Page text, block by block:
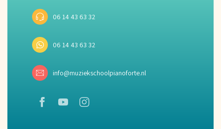
06 14 43 63 32
06 14 43 63 32
info@muziekschoolpianoforte.nl